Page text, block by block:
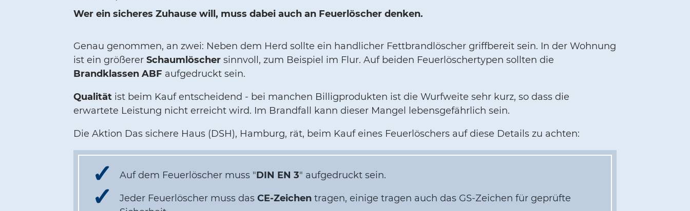
Wer ein sicheres Zuhause will, muss dabei auch an Feuerlöscher denken.
Genau genommen, an zwei: Neben dem Herd sollte ein handlicher Fettbrandlöscher griffbereit sein. In der Wohnung
ist ein größererSchaumlöschersinnvoll, zum Beispiel im Flur. Auf beiden Feuerlöschertypen sollten die
Brandklassen ABF aufgedruckt sein.
Qualität ist beim Kauf entscheidend - bei manchen Billigprodukten ist die Wurfweite sehr kurz, so dass die
erwartete Leistung nicht erreicht wird. Im Brandfall kann dieser Mangel lebensgefährlich sein.
Die Aktion Das sichere Haus (DSH), Hamburg, rät, beim Kauf eines Feuerlöschers auf diese Details zu achten:
Auf dem Feuerlöscher muss "DIN EN 3" aufgedruckt sein.
Jeder Feuerlöscher muss dasCE-Zeichen tragen, einige tragen auch das GS-Zeichen für geprüfte